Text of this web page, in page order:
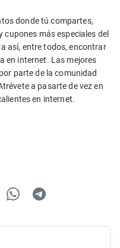
donde tú compartes,
más especiales del
así, entre todos, encontrar
en internet. Las mejores
parte de la comunidad
a pasarte de vez en
en internet.